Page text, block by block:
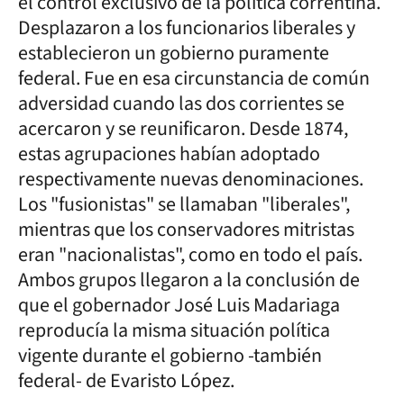
Desplazaron a los funcionarios liberales y
establecieron un gobierno puramente
federal. Fue en esa circunstancia de común
adversidad cuando las dos corrientes se
acercaron y se reunificaron. Desde 1874,
estas agrupaciones habían adoptado
respectivamente nuevas denominaciones.
Los "fusionistas" se llamaban "liberales",
mientras que los conservadores mitristas
eran "nacionalistas", como en todo el país.
Ambos grupos llegaron a la conclusión de
que el gobernador José Luis Madariaga
reproducía la misma situación política
vigente durante el gobierno -también
federal- de Evaristo López.